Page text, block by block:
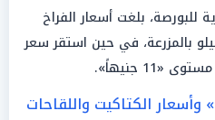
للبورصة، بلغت أسعار الفراخ
جنيهاً» للكيلو بالمزرعة، في حين استقر سعر
جنيهاً».
وأسعار الكتاكيت واللقاحات